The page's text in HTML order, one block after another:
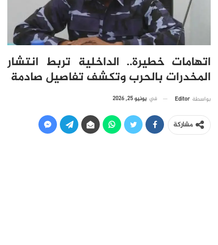
اتهامات خطيرة.. الداخلية تربط انتشار
المخدرات بالحرب وتكشف تفاصيل صادمة
بواسطة Editor في يونيو 25, 2026
مشاركة